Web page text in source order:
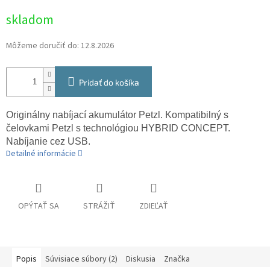
cena:
skladom
Môžeme doručiť do: 12.8.2026
Pridať do košíka
Originálny nabíjací akumulátor Petzl. Kompatibilný s
čelovkami Petzl s technológiou HYBRID CONCEPT.
Nabíjanie cez USB.
Detailné informácie
OPÝTAŤ SA STRÁŽIŤ ZDIEĽAŤ
Popis Súvisiace súbory (2) Diskusia Značka